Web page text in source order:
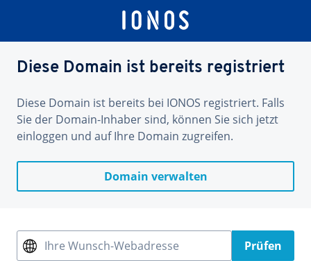
Diese Domain ist bereits registriert
Diese Domain ist bereits bei IONOS registriert. Falls
Sie der Domain-Inhaber sind, können Sie sich jetzt
einloggen und auf Ihre Domain zugreifen.
Domain verwalten
Ihre Wunsch-Webadresse Prüfen